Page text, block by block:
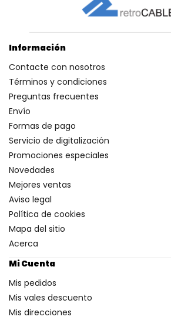
Información
Contacte con nosotros
Términos y condiciones
Preguntas frecuentes
Envío
Formas de pago
Servicio de digitalización
Promociones especiales
Novedades
Mejores ventas
Aviso legal
Política de cookies
Mapa del sitio
Acerca
Mi Cuenta
Mis pedidos
Mis vales descuento
Mis direcciones